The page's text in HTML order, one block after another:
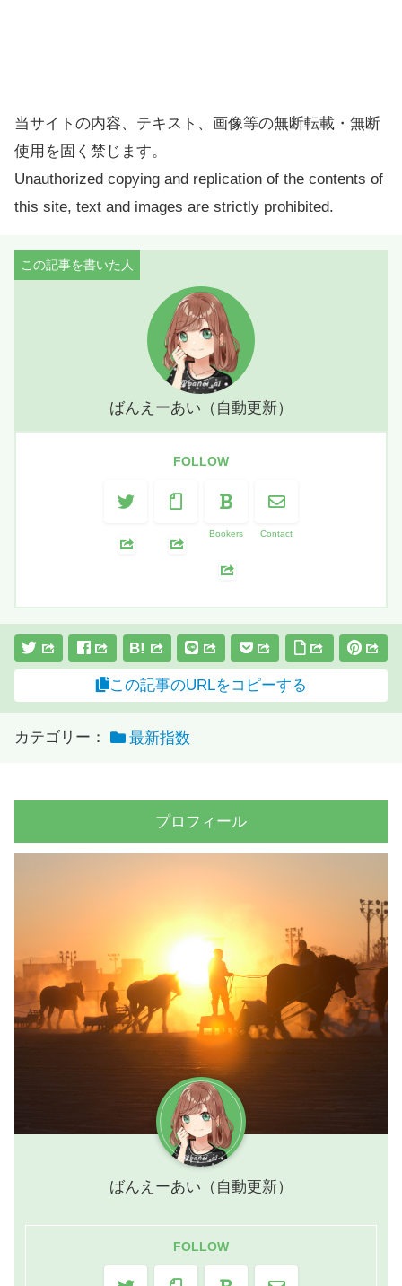
当サイトの内容、テキスト、画像等の無断転載・無断
使用を固く禁じます。
Unauthorized copying and replication of the contents of
this site, text and images are strictly prohibited.
ばんえーあい（自動更新）
FOLLOW
Bookers Contact
B!
この記事のURLをコピーする
カテゴリー： 最新指数
プロフィール
ばんえーあい（自動更新）
FOLLOW